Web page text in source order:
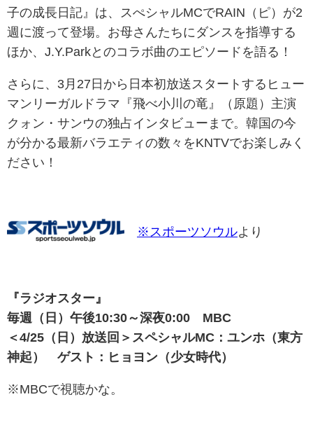
子の成長日記』は、スぺシャルMCでRAIN（ピ）が2
週に渡って登場。お母さんたちにダンスを指導する
ほか、J.Y.Parkとのコラボ曲のエピソードを語る！
さらに、3月27日から日本初放送スタートするヒュー
マンリーガルドラマ『飛べ小川の竜』（原題）主演
クォン・サンウの独占インタビューまで。韓国の今
が分かる最新バラエティの数々をKNTVでお楽しみく
ださい！
※スポーツソウルより
『ラジオスター』
毎週（日）午後10:30～深夜0:00©MBC
＜4/25（日）放送回＞スペシャルMC：ユンホ（東方
神起） ゲスト：ヒョヨン（少女時代）
※MBCで視聴かな。